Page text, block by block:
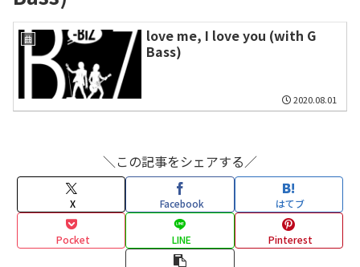
曲
love me, I love you (with G
Bass)
2020.08.01
＼この記事をシェアする／
X Facebook はてブ
Pocket LINE Pinterest